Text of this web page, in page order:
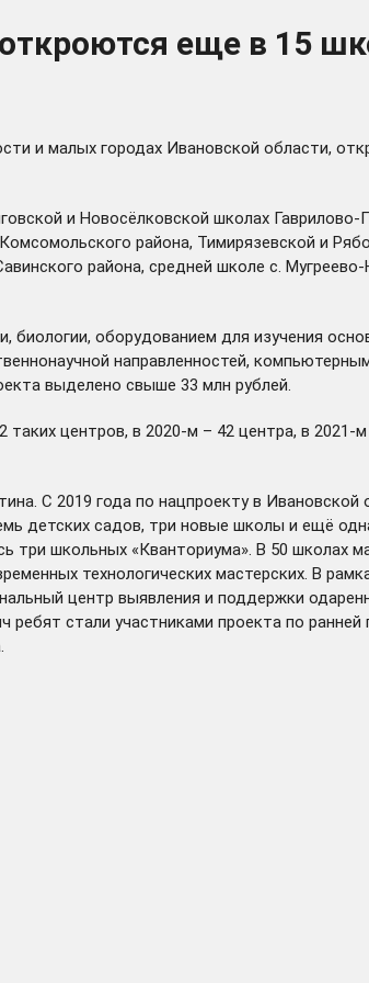
еще в 15
и малых городах Ивановской области,
и Новосёлковской школах
района, Тимирязевской и
района, средней школе с.
оборудованием для изучения
направленностей,
выделено свыше 33 млн рублей.
центров, в 2020-м – 42 центра, в 2021-м
С 2019 года по нацпроекту в Ивановской
детских садов, три новые школы и ещё
школьных «Кванториума». В 50 школах
технологических мастерских. В
центр выявления и поддержки
стали участниками проекта по ранней